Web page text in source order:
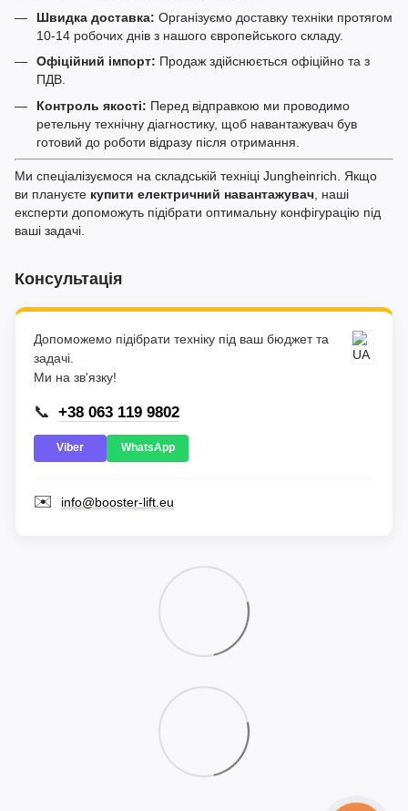
Швидка доставка: Організуємо доставку техніки протягом
10-14 робочих днів з нашого європейського складу.
Офіційний імпорт: Продаж здійснюється офіційно та з
ПДВ.
Контроль якості: Перед відправкою ми проводимо
ретельну технічну діагностику, щоб навантажувач був
готовий до роботи відразу після отримання.
Ми спеціалізуємося на складській техніці Jungheinrich. Якщо
ви плануєте купити електричний навантажувач , наші
експерти допоможуть підібрати оптимальну конфігурацію під
ваші задачі.
Консультація
Допоможемо підібрати техніку під ваш бюджет та
задачі.
Ми на зв'язку!
📞 +38 063 119 9802
Viber WhatsApp
✉️ info@booster-lift.eu